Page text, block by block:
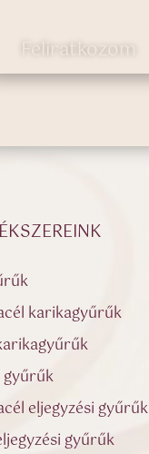
Feliratkozom
karikagyűrűk
gyűrűk
eljegyzési gyűrűk
gyűrűk